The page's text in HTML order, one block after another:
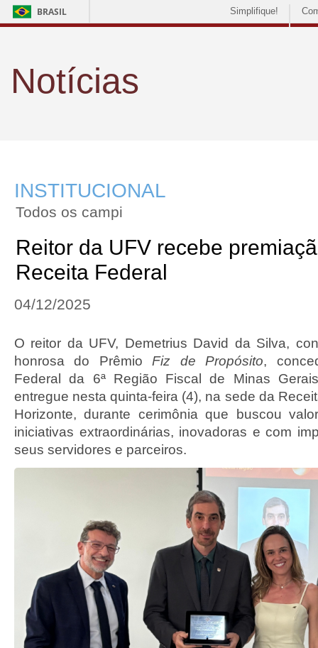
BRASIL Simplifique!
Notícias
INSTITUCIONAL
Todos os campi
Reitor da UFV recebe
Receita Federal
04/12/2025
O reitor da UFV, Demetrius David da Silva,
honrosa do PrêmioFiz de Propósito,
Federal da 6ª Região Fiscal de Minas
entregue nesta quinta-feira (4), na sede da
Horizonte, durante cerimônia que buscou
iniciativas extraordinárias, inovadoras e com
seus servidores e parceiros.